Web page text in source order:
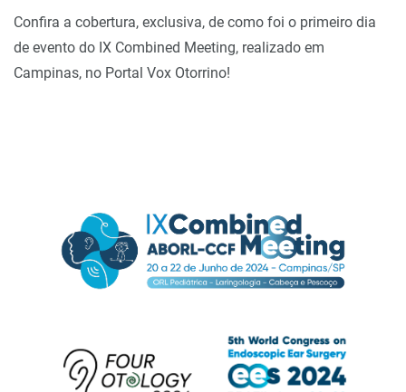
Confira a cobertura, exclusiva, de como foi o primeiro dia
de evento do IX Combined Meeting, realizado em
Campinas, no Portal Vox Otorrino!